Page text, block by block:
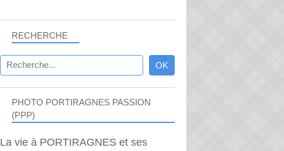
RECHERCHE
PHOTO PORTIRAGNES PASSION
(PPP)
La vie à PORTIRAGNES et ses